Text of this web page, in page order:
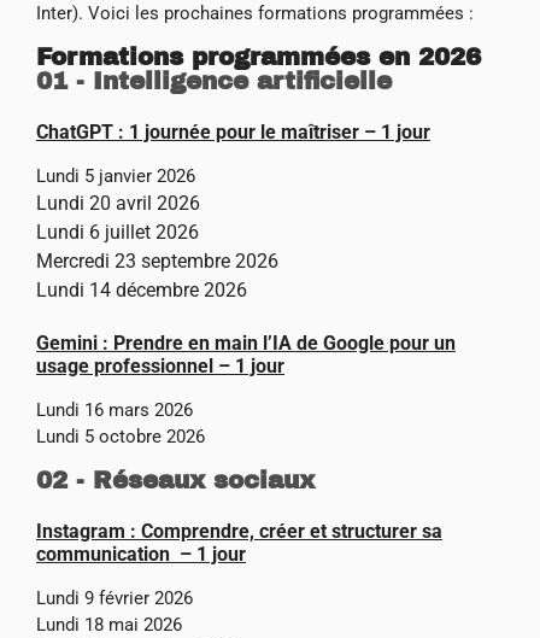
Inter). Voici les prochaines formations programmées :
Formations programmées en 2026
01 - Intelligence artificielle
ChatGPT : 1 journée pour le maîtriser – 1 jour
Lundi 5 janvier 2026
Lundi 20 avril 2026
Lundi 6 juillet 2026
Mercredi 23 septembre 2026
Lundi 14 décembre 2026
Gemini : Prendre en main l’IA de Google pour un
usage professionnel – 1 jour
Lundi 16 mars 2026
Lundi 5 octobre 2026
02 - Réseaux sociaux
Instagram : Comprendre, créer et structurer sa
communication – 1 jour
Lundi 9 février 2026
Lundi 18 mai 2026